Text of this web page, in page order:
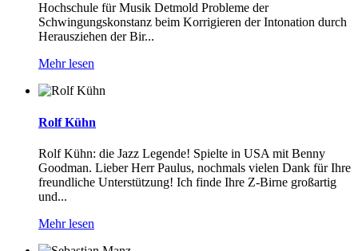
Hochschule für Musik Detmold Probleme der
Schwingungskonstanz beim Korrigieren der Intonation durch
Herausziehen der Bir...
Mehr lesen
Rolf Kühn
Rolf Kühn: die Jazz Legende! Spielte in USA mit Benny
Goodman. Lieber Herr Paulus, nochmals vielen Dank für Ihre
freundliche Unterstützung! Ich finde Ihre Z-Birne großartig
und...
Mehr lesen